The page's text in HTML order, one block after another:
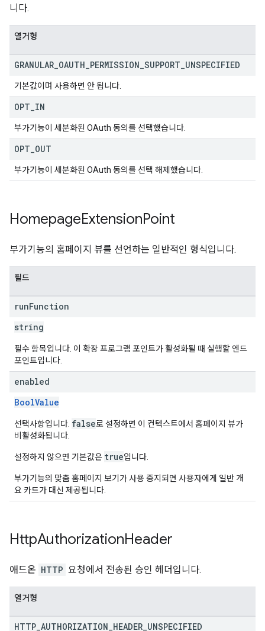
니다.
열거형
GRANULAR OAUTH PERMISSION SUPPORT UNSPECIFIED
기본값이며 사용하면 안 됩니다.
OPT IN
부가기능이 세분화된 OAuth 동의를 선택했습니다.
OPT OUT
부가기능이 세분화된 OAuth 동의를 선택 해제했습니다.
HomepageExtensionPoint
부가기능의 홈페이지 뷰를 선언하는 일반적인 형식입니다.
필드
runFunction
string
필수 항목입니다. 이 확장 프로그램 포인트가 활성화될 때 실행할 엔드
포인트입니다.
enabled
BoolValue
선택사항입니다. false로 설정하면 이 컨텍스트에서 홈페이지 뷰가
비활성화됩니다.
설정하지 않으면 기본값은 true입니다.
부가기능의 맞춤 홈페이지 보기가 사용 중지되면 사용자에게 일반 개
요 카드가 대신 제공됩니다.
HttpAuthorizationHeader
애드온 HTTP 요청에서 전송된 승인 헤더입니다.
열거형
HTTP AUTHORIZATION HEADER UNSPECIFIED